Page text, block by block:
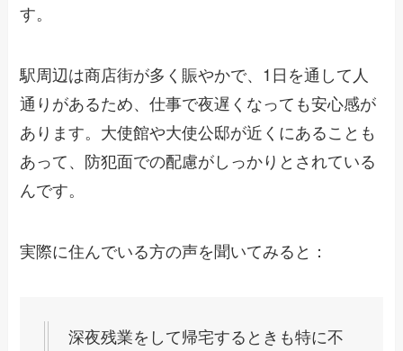
す。
駅周辺は商店街が多く賑やかで、1日を通して人
通りがあるため、仕事で夜遅くなっても安心感が
あります。大使館や大使公邸が近くにあることも
あって、防犯面での配慮がしっかりとされている
んです。
実際に住んでいる方の声を聞いてみると：
深夜残業をして帰宅するときも特に不